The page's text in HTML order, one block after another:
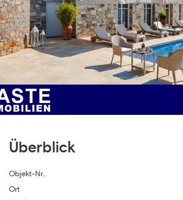
Überblick
Objekt-Nr.
Ort